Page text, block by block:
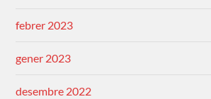
febrer 2023
gener 2023
desembre 2022